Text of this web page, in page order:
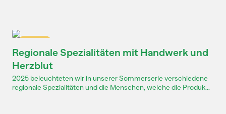
Regionale Spezialitäten mit Handwerk und
Herzblut
2025 beleuchteten wir in unserer Sommerserie verschiedene
regionale Spezialitäten und die Menschen, welche die Produk...